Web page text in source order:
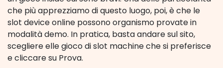
che più apprezziamo di questo luogo, poi, è che le
slot device online possono organismo provate in
modalità demo. In pratica, basta andare sul sito,
scegliere elle gioco di slot machine che si preferisce
e cliccare su Prova.